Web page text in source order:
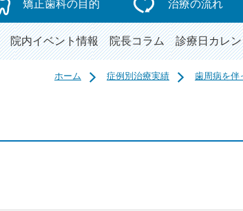
矯正歯科の目的 治療の流れ
院内イベント情報 院長コラム 診療日カレ
ホーム 症例別治療実績 歯周病を伴